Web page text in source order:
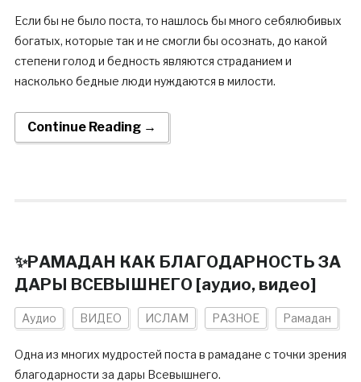
Если бы не было поста, то нашлось бы много себялюбивых
богатых, которые так и не смогли бы осознать, до какой
степени голод и бедность являются страданием и
насколько бедные люди нуждаются в милости.
Continue Reading →
✨РАМАДАН КАК БЛАГОДАРНОСТЬ ЗА
ДАРЫ ВСЕВЫШНЕГО [аудио, видео]
Аудио ВИДЕО ИСЛАМ РАЗНОЕ Рамадан
Одна из многих мудростей поста в рамадане с точки зрения
благодарности за дары Всевышнего.